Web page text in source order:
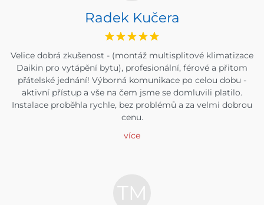
Radek Kučera
Velice dobrá zkušenost - (montáž multisplitové klimatizace
Daikin pro vytápění bytu), profesionální, férové a přitom
přátelské jednání! Výborná komunikace po celou dobu -
aktivní přístup a vše na čem jsme se domluvili platilo.
Instalace proběhla rychle, bez problémů a za velmi dobrou
cenu.
více
TM